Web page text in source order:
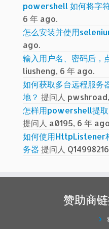
powershell 如何将字
6 年 ago.
怎么安装并使用
ago.
输入用户名、密码后，
liusheng, 6 年 ago.
如何获取多台远程服务
地？ 提问人
怎样用powershell提
提问人 a0195, 6 年
如何使用HttpListener
务器 提问人
赞助商链